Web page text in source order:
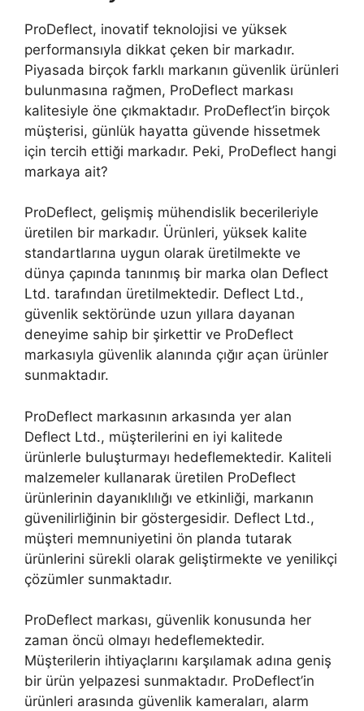
ProDeflect, inovatif teknolojisi ve yüksek
performansıyla dikkat çeken bir markadır.
Piyasada birçok farklı markanın güvenlik ürünleri
bulunmasına rağmen, ProDeflect markası
kalitesiyle öne çıkmaktadır. ProDeflect’in birçok
müşterisi, günlük hayatta güvende hissetmek
için tercih ettiği markadır. Peki, ProDeflect hangi
markaya ait?
ProDeflect, gelişmiş mühendislik becerileriyle
üretilen bir markadır. Ürünleri, yüksek kalite
standartlarına uygun olarak üretilmekte ve
dünya çapında tanınmış bir marka olan Deflect
Ltd. tarafından üretilmektedir. Deflect Ltd.,
güvenlik sektöründe uzun yıllara dayanan
deneyime sahip bir şirkettir ve ProDeflect
markasıyla güvenlik alanında çığır açan ürünler
sunmaktadır.
ProDeflect markasının arkasında yer alan
Deflect Ltd., müşterilerini en iyi kalitede
ürünlerle buluşturmayı hedeflemektedir. Kaliteli
malzemeler kullanarak üretilen ProDeflect
ürünlerinin dayanıklılığı ve etkinliği, markanın
güvenilirliğinin bir göstergesidir. Deflect Ltd.,
müşteri memnuniyetini ön planda tutarak
ürünlerini sürekli olarak geliştirmekte ve yenilikçi
çözümler sunmaktadır.
ProDeflect markası, güvenlik konusunda her
zaman öncü olmayı hedeflemektedir.
Müşterilerin ihtiyaçlarını karşılamak adına geniş
bir ürün yelpazesi sunmaktadır. ProDeflect’in
ürünleri arasında güvenlik kameraları, alarm